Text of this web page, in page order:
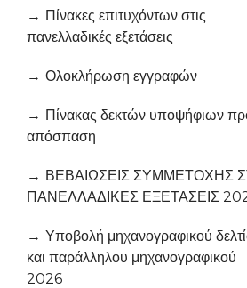
Πίνακες επιτυχόντων στις
πανελλαδικές εξετάσεις
Ολοκλήρωση εγγραφών
Πίνακας δεκτών υποψήφιων
απόσπαση
ΒΕΒΑΙΩΣΕΙΣ ΣΥΜΜΕΤΟΧΗΣ
ΠΑΝΕΛΛΑΔΙΚΕΣ ΕΞΕΤΑΣΕΙΣ
Υποβολή μηχανογραφικού
και παράλληλου μηχανογραφικού
2026